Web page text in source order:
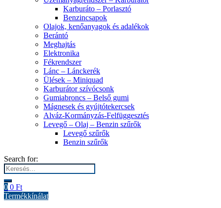
Karburáto – Porlasztó
Benzincsapok
Olajok, kenőanyagok és adalékok
Berántó
Meghajtás
Elektronika
Fékrendszer
Lánc – Lánckerék
Ülések – Miniquad
Karburátor szívócsonk
Gumiabroncs – Belső gumi
Mágnesek és gyújtótekercsek
Alváz-Kormányzás-Felfüggesztés
Levegő – Olaj – Benzin szűrők
Levegő szűrők
Benzin szűrők
Search for:
0 0 Ft
Termékkínálat